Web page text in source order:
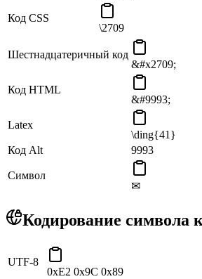
Код CSS
\2709
Шестнадцатеричный код
&#x2709;
Код HTML
&#9993;
Latex
\ding{41}
Код Alt
9993
Символ
✉
Кодирование символа
UTF-8
0xE2 0x9C 0x89